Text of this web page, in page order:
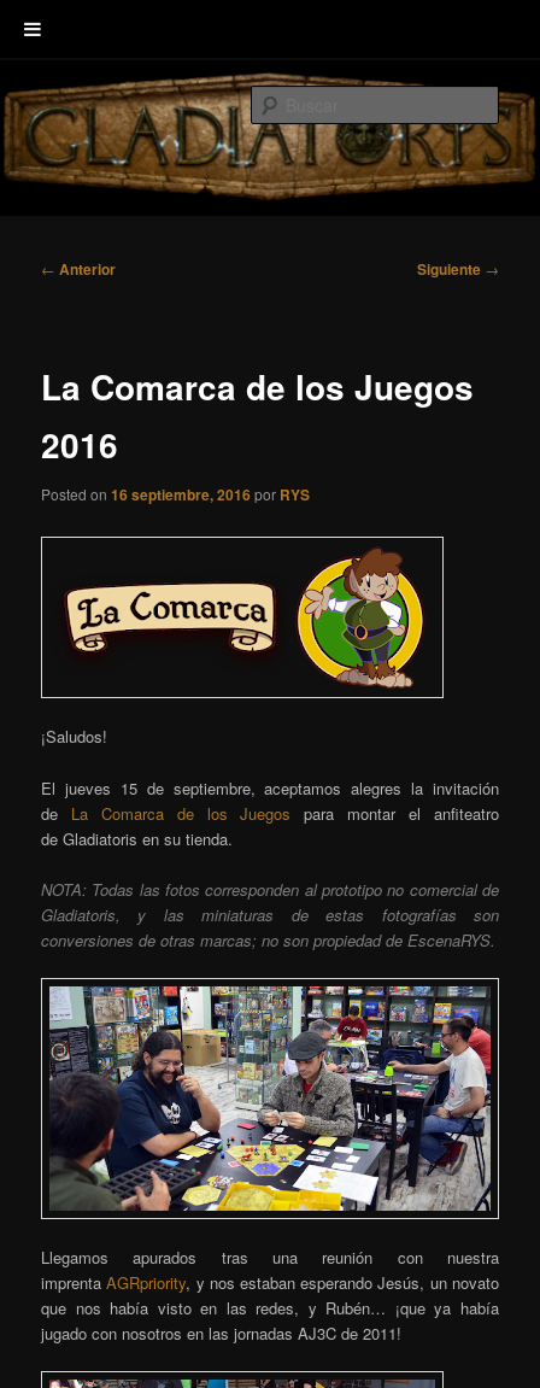
al
contenido
principalEscenaRYS
Welcome to GLADIATORIS, the board game about Roman amphitheater’s
combats.
Navegación
← Anterior Siguiente →
La Comarca de los Juegos
2016
Posted on16 septiembre, 2016por RYS
¡Saludos!
El jueves 15 de septiembre, aceptamos alegres la invitación
de La Comarca de los Juegos para montar el anfiteatro
de Gladiatoris en su tienda.
NOTA: Todas las fotos corresponden al prototipo no comercial de
Gladiatoris, y las miniaturas de estas fotografías son
conversiones de otras marcas; no son propiedad de EscenaRYS.
Llegamos apurados tras una reunión con nuestra
imprentaAGRpriority, y nos estaban esperando Jesús, un novato
que nos había visto en las redes, y Rubén… ¡que ya había
jugado con nosotros en las jornadas AJ3C de 2011!